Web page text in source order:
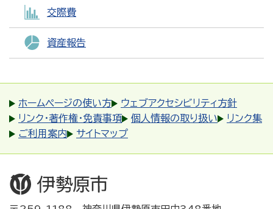
交際費
資産報告
ホームページの使い方
ウェブアクセシビリティ方針
リンク・著作権・免責事項
個人情報の取り扱い
リンク集
ご利用案内
サイトマップ